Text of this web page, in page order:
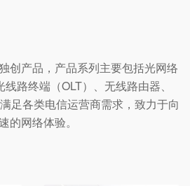
创产品，产品系列主要包括光网络
路终端（OLT）、无线路由器、
足各类电信运营商需求，致力于向
的网络体验。